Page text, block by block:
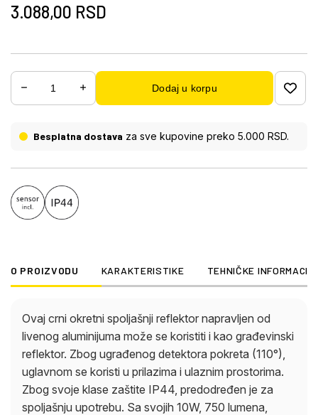
pokreta (110°), uglavnom se koristi u prilazima i
(6000K). „Obavezan“ deo za svakog ljubitelja
baustralera!
3.088,00 RSD
Dodaj u korpu
Besplatna dostava za sve kupovine preko 5.000 RSD.
O PROIZVODU KARAKTERISTIKE TEHNIČKE
Ovaj crni okretni spoljašnji reflektor napravljen od
livenog aluminijuma može se koristiti i kao građevinski
reflektor. Zbog ugrađenog detektora pokreta (110°),
uglavnom se koristi u prilazima i ulaznim prostorima.
Zbog svoje klase zaštite IP44, predodređen je za
spoljašnju upotrebu. Sa svojih 10W, 750 lumena,